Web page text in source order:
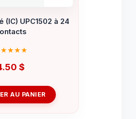
(IC) UPC1502 à 24
$
AU PANIER